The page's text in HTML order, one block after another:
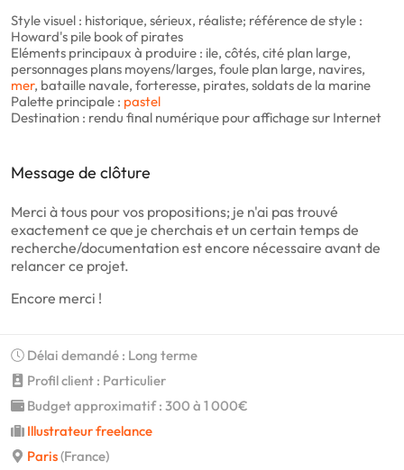
Style visuel : historique, sérieux, réaliste; référence de style :
Howard's pile book of pirates
Eléments principaux à produire : ile, côtés, cité plan large,
personnages plans moyens/larges, foule plan large, navires,
mer, bataille navale, forteresse, pirates, soldats de la marine
Palette principale : pastel
Destination : rendu final numérique pour affichage sur Internet
Message de clôture
Merci à tous pour vos propositions; je n'ai pas trouvé
exactement ce que je cherchais et un certain temps de
recherche/documentation est encore nécessaire avant de
relancer ce projet.
Encore merci !
Délai demandé : Long terme
Profil client : Particulier
Budget approximatif : 300 à 1 000€
Illustrateur freelance
Paris(France)